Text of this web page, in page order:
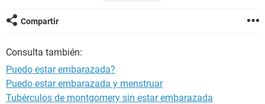
Compartir
Consulta también:
Puedo estar embarazada?
Puedo estar embarazada y menstruar
Tubérculos de montgomery sin estar embarazada